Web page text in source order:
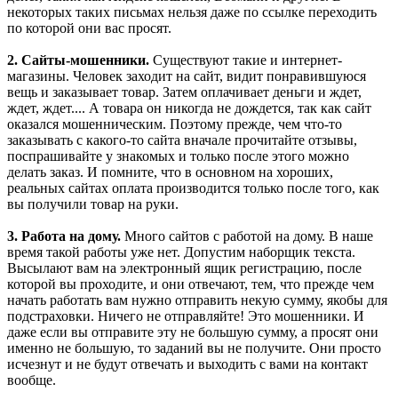
некоторых таких письмах нельзя даже по ссылке переходить
по которой они вас просят.
2. Сайты-мошенники. Существуют такие и интернет-
магазины. Человек заходит на сайт, видит понравившуюся
вещь и заказывает товар. Затем оплачивает деньги и ждет,
ждет, ждет.... А товара он никогда не дождется, так как сайт
оказался мошенническим. Поэтому прежде, чем что-то
заказывать с какого-то сайта вначале прочитайте отзывы,
поспрашивайте у знакомых и только после этого можно
делать заказ. И помните, что в основном на хороших,
реальных сайтах оплата производится только после того, как
вы получили товар на руки.
3. Работа на дому. Много сайтов с работой на дому. В наше
время такой работы уже нет. Допустим наборщик текста.
Высылают вам на электронный ящик регистрацию, после
которой вы проходите, и они отвечают, тем, что прежде чем
начать работать вам нужно отправить некую сумму, якобы для
подстраховки. Ничего не отправляйте! Это мошенники. И
даже если вы отправите эту не большую сумму, а просят они
именно не большую, то заданий вы не получите. Они просто
исчезнут и не будут отвечать и выходить с вами на контакт
вообще.